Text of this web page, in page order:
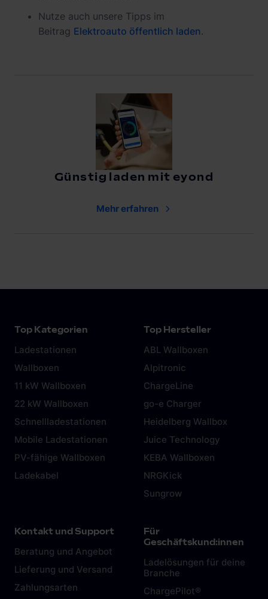
Nutze auch unsere Tipps im
Beitrag Elektroauto öffentlich laden.
Günstig laden mit eyond
Mehr erfahren
Top Kategorien
Ladestationen
Wallboxen
11 kW Wallboxen
22 kW Wallboxen
Schnellladestationen
Mobile Ladestationen
PV-fähige Wallboxen
Ladekabel
Top Hersteller
ABL Wallboxen
Alpitronic
ChargeLine
go-e Charger
Heidelberg Wallbox
Juice Technology
KEBA Wallboxen
NRGKick
Sungrow
Kontakt und Support
Beratung und Angebot
Lieferung und Versand
Zahlungsarten
Für
Geschäftskund:innen
Ladelösungen für deine
Branche
ChargePilot®